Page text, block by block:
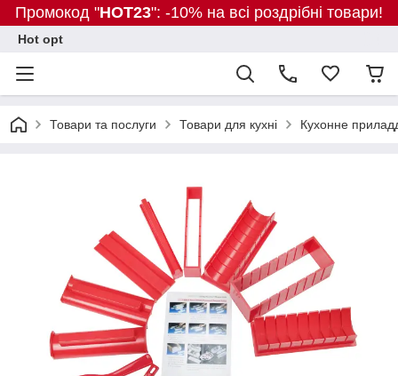
Промокод "HOT23": -10% на всі роздрібні товари!
Hot opt
Товари та послуги Товари для кухні Кухонне